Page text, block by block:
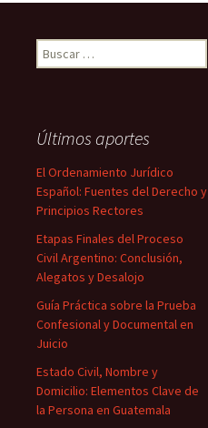
Buscar:
Últimos aportes
El Ordenamiento Jurídico
Español: Fuentes del Derecho y
Principios Rectores
Etapas Finales del Proceso
Civil Argentino: Conclusión,
Alegatos y Desalojo
Guía Práctica sobre la Prueba
Confesional y Documental en
Juicio
Estado Civil, Nombre y
Domicilio: Elementos Clave de
la Persona en Guatemala